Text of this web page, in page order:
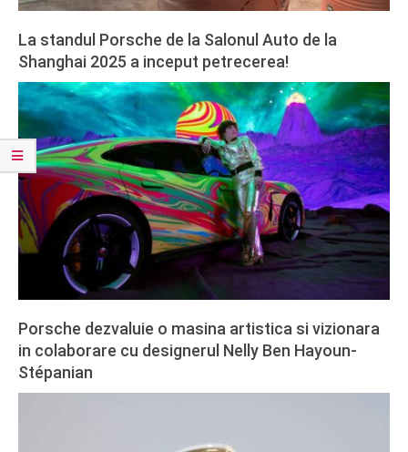
La standul Porsche de la Salonul Auto de la
Shanghai 2025 a inceput petrecerea!
2025-
04-
Porsche dezvaluie o masina artistica si vizionara
in colaborare cu designerul Nelly Ben Hayoun-
Stépanian
2025-